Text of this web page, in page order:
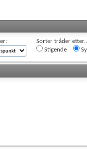
Sorter tråder
Stigende